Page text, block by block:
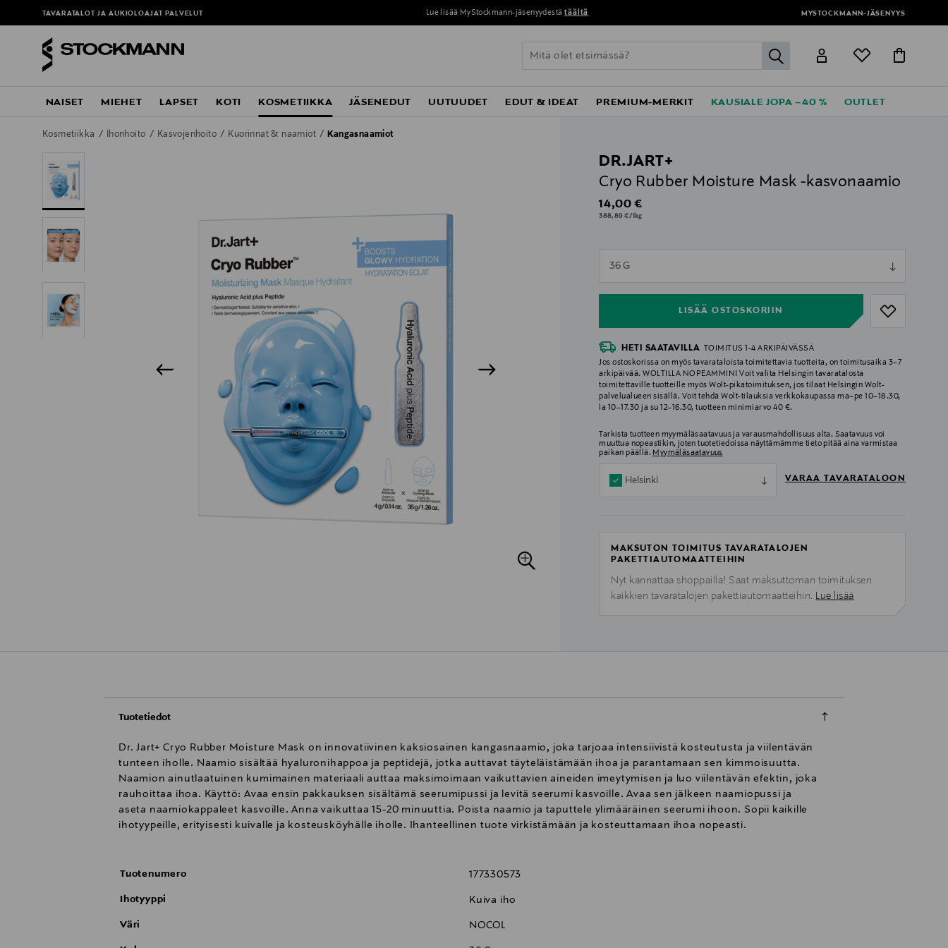
TAVARATALOT JA AUKIOLOAJAT PALVELUT Lue lisää MyStockmann-jäsenyydestä täältä MYSTOCKMANN-JÄSENYYS
label.header.go
NAISET MIEHET LAPSET KOTI KOSMETIIKKA JÄSENEDUT UUTUUDET EDUT & IDEAT PREMIUM-MERKIT KAUSIALE JOPA –40 % OUTLET
Kosmetiikka Ihonhoito Kasvojenhoito Kuorinnat & naamiot Kangasnaamiot
DR.JART+
Cryo Rubber Moisture Mask -kasvonaamio
Original Price
14,00 €
388,89 €/1kg
36 G
LISÄÄ OSTOSKORIIN
null
HETI SAATAVILLA
TOIMITUS 1-4 ARKIPÄIVÄSSÄ
Jos ostoskorissa on myös tavarataloista toimitettavia tuotteita, on toimitusaika 3–7
arkipäivää. WOLTILLA NOPEAMMIN! Voit valita Helsingin tavaratalosta
toimitettaville tuotteille myös Wolt-pikatoimituksen, jos tilaat Helsingin Wolt-
palvelualueen sisällä. Voit tehdä Wolt-tilauksia verkkokaupassa ma–pe 10–18.30,
la 10–17.30 ja su 12–16.30, tuotteen minimiarvo 40 €.
Tarkista tuotteen myymäläsaatavuus ja varausmahdollisuus alta. Saatavuus voi
muuttua nopeastikin, joten tuotetiedoissa näyttämämme tieto pitää aina varmistaa
paikan päällä. Myymäläsaatavuus
Helsinki VARAA TAVARATALOON
MAKSUTON TOIMITUS TAVARATALOJEN
PAKETTIAUTOMAATTEIHIN
Nyt kannattaa shoppailla! Saat maksuttoman toimituksen
kaikkien tavaratalojen pakettiautomaatteihin. Lue lisää
Tuotetiedot
Dr. Jart+ Cryo Rubber Moisture Mask on innovatiivinen kaksiosainen kangasnaamio, joka tarjoaa intensiivistä kosteutusta ja viilentävän
tunteen iholle. Naamio sisältää hyaluronihappoa ja peptidejä, jotka auttavat täyteläistämään ihoa ja parantamaan sen kimmoisuutta.
Naamion ainutlaatuinen kumimainen materiaali auttaa maksimoimaan vaikuttavien aineiden imeytymisen ja luo viilentävän efektin, joka
rauhoittaa ihoa. Käyttö: Avaa ensin pakkauksen sisältämä seerumipussi ja levitä seerumi kasvoille. Avaa sen jälkeen naamiopussi ja
aseta naamiokappaleet kasvoille. Anna vaikuttaa 15-20 minuuttia. Poista naamio ja taputtele ylimääräinen seerumi ihoon. Sopii kaikille
ihotyypeille, erityisesti kuivalle ja kosteusköyhälle iholle. Ihanteellinen tuote virkistämään ja kosteuttamaan ihoa nopeasti.
Tuotenumero 177330573
Ihotyyppi Kuiva iho
Väri NOCOL